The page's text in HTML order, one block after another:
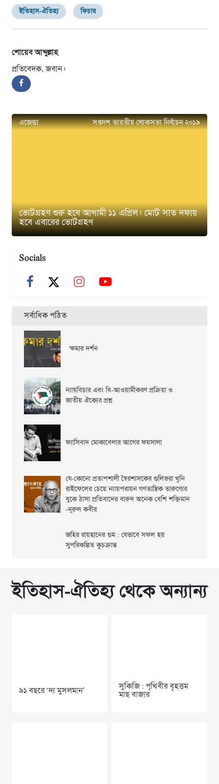
ইতিহাস-ঐতিহ্য ফিচার
শোয়েব আব্দুল্লাহ
প্রতিবেদক, জবান।
এজেন্ডা সপ্তদশ ভারতীয় লোকসভা নির্বাচন ২০১৯
ভোটগ্রহণ শুরু হবে আগামী ১১ এপ্রিল। মোট সাত দফায়
হবে এবারের ভোটগ্রহণ
Socials
সর্বাধিক পঠিত
ক্ষমার দর্শন
ন্যায়বিচার এবং বি-আওয়ামীকরণ প্রক্রিয়া ও
জাতীয় ঐক্যের প্রশ্ন
ফ্যাসিবাদ মোকাবেলার আগের ফয়সালা
যে-কোনো প্রতাপশালী স্বৈরশাসকের গুলিভরা খুনি
রাইফেলের চেয়ে ন্যায়পরায়ন গণতান্ত্রিক তারুণ্যের
বুকে ঠাসা প্রতিবাদের বারুদ অনেক বেশি শক্তিমান
-নূরুল কবীর
জহির রায়হানের গুম : যেভাবে সফল হয়
সুপরিকল্পিত কুচক্রান্ত
ইতিহাস-ঐতিহ্য থেকে অন্যান্য
৯১ বছরে ‘দ‍্য মুসলমান’
সুকিজি : পৃথিবীর বৃহত্তম
মাছ বাজার